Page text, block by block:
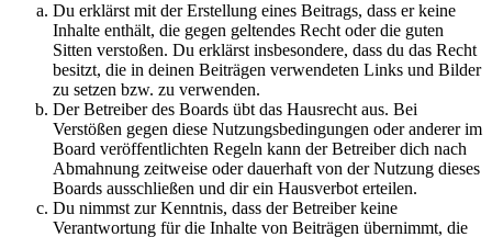
Du erklärst mit der Erstellung eines Beitrags, dass er keine
Inhalte enthält, die gegen geltendes Recht oder die guten
Sitten verstoßen. Du erklärst insbesondere, dass du das Recht
besitzt, die in deinen Beiträgen verwendeten Links und Bilder
zu setzen bzw. zu verwenden.
Der Betreiber des Boards übt das Hausrecht aus. Bei
Verstößen gegen diese Nutzungsbedingungen oder anderer im
Board veröffentlichten Regeln kann der Betreiber dich nach
Abmahnung zeitweise oder dauerhaft von der Nutzung dieses
Boards ausschließen und dir ein Hausverbot erteilen.
Du nimmst zur Kenntnis, dass der Betreiber keine
Verantwortung für die Inhalte von Beiträgen übernimmt, die